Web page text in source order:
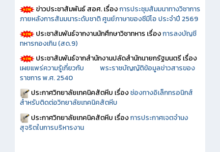
ข่าวประชาสัมพันธ์ สอศ.เรื่องการประชุมสัมมนาทางวิชาการ
ภายหลังการสัมมนาระดับชาติ ศูนย์ภาษาของซีมีโอ ประจำปี 2569
ประชาสัมพันธ์จากงานนักศึกษาวิชาทหาร เรื่องการลงบัญชี
ทหารกองเกิน (สด.9)
ประชาสัมพันธ์จากสำนักงานปลัดสำนักนายกรัฐมนตรี เรื่อง
เผยแพร่ความรู้เกี่ยวกับ พระราชบัญญัติข้อมูลข่าวสารของ
ราชการ พ.ศ. 2540
ประกาศวิทยาลัยเทคนิคสัตหีบ เรื่องช่องทางอิเล็กทรอนิกส์
สำหรับติดต่อวิทยาลัยเทคนิคสัตหีบ
ประกาศวิทยาลัยเทคนิคสัตหีบ เรื่องการประกาศเจตจำนง
สุจริตในการบริหารงาน